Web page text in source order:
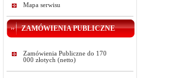
Mapa serwisu
ZAMÓWIENIA PUBLICZNE
Zamówienia Publiczne do 170
000 złotych (netto)